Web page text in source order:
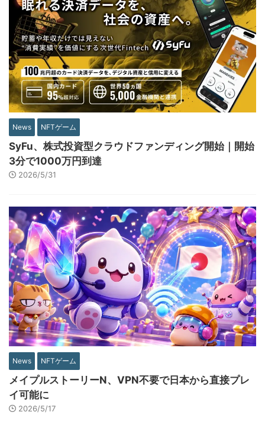
News NFTゲーム
SyFu、株式投資型クラウドファンディング開始｜開始
3分で1000万円到達
2026/5/31
News NFTゲーム
メイプルストーリーN、VPN不要で日本から直接プレ
イ可能に
2026/5/17